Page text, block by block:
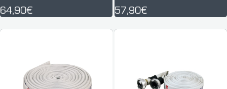
64,90€ 57,90€